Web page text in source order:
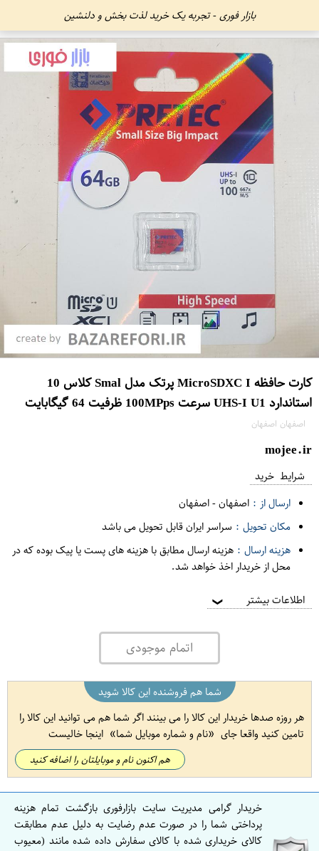
بازار فوری - تجربه یک خرید لذت بخش و دلنشین
کارت حافظه MicroSDXC I پرتک مدل Smal کلاس 10
استاندارد UHS-I U1 سرعت 100MPps ظرفیت 64 گیگابایت
اصفهان اصفهان
mojee.ir
شرایط خرید
ارسال از : اصفهان-اصفهان
مکان تحویل : سراسر ایران قابل تحویل می باشد
هزینه ارسال : هزینه ارسال مطابق با هزینه های پست یا پیک بوده که در
محل از خریدار اخذ خواهد شد.
اطلاعات بیشتر ❯
اتمام موجودی
شما هم فروشنده این کالا شوید
هر روزه صدها خریدار این کالا را می بینند اگر شما هم می توانید این کالا را
تامین کنید واقعا جای
نام و شماره موبایل شما اینجا خالیست
هم اکنون نام و موبایلتان را اضافه کنید
خریدار گرامی مدیریت سایت بازارفوری بازگشت تمام هزینه
پرداختی شما را در صورت عدم رضایت به دلیل عدم مطابقت
کالای خریداری شده با کالای سفارش داده شده مانند (معیوب